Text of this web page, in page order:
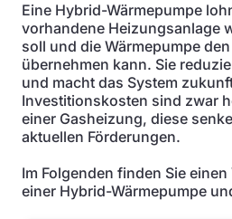
Eine Hybrid-Wärmepumpe
vorhandene Heizungsanlage
soll und die Wärmepumpe
übernehmen kann. Sie
und macht das System
Investitionskosten sind zwar
einer Gasheizung, diese
aktuellen Förderungen.
Im Folgenden finden Sie
einer Hybrid-Wärmepumpe